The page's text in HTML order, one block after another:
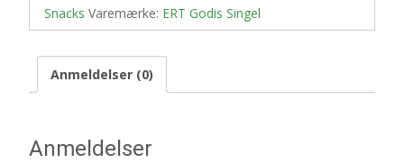
Snacks Varemærke: ERT Godis Singel
Anmeldelser (0)
Anmeldelser